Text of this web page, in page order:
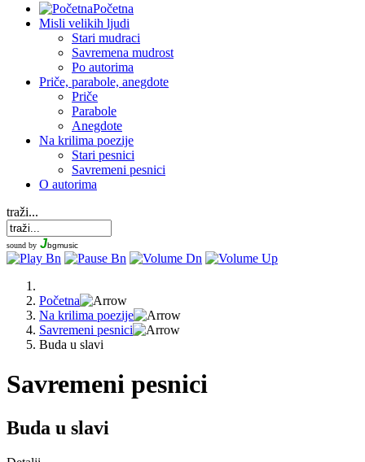
Početna
Misli velikih ljudi
Stari mudraci
Savremena mudrost
Po autorima
Priče, parabole, anegdote
Priče
Parabole
Anegdote
Na krilima poezije
Stari pesnici
Savremeni pesnici
O autorima
traži...
sound by Jbgmusic
Početna
Na krilima poezije
Savremeni pesnici
Buda u slavi
Savremeni pesnici
Buda u slavi